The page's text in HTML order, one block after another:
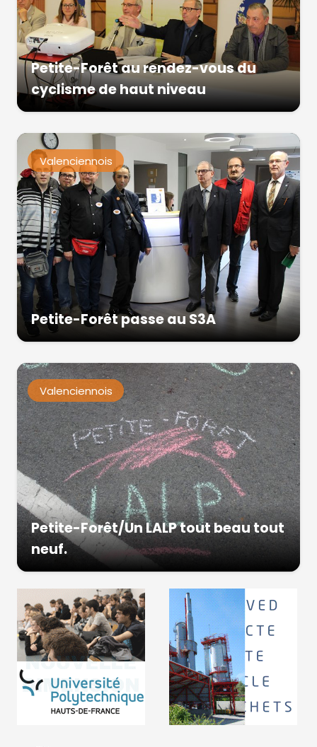
Petite-Forêt au rendez-vous du
cyclisme de haut niveau
Valenciennois
Petite-Forêt passe au S3A
Valenciennois
Petite-Forêt/Un LALP tout beau tout
neuf.